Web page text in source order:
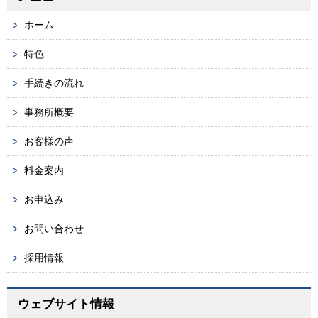
ホーム
特色
手続きの流れ
事務所概要
お客様の声
料金案内
お申込み
お問い合わせ
採用情報
ウェブサイト情報